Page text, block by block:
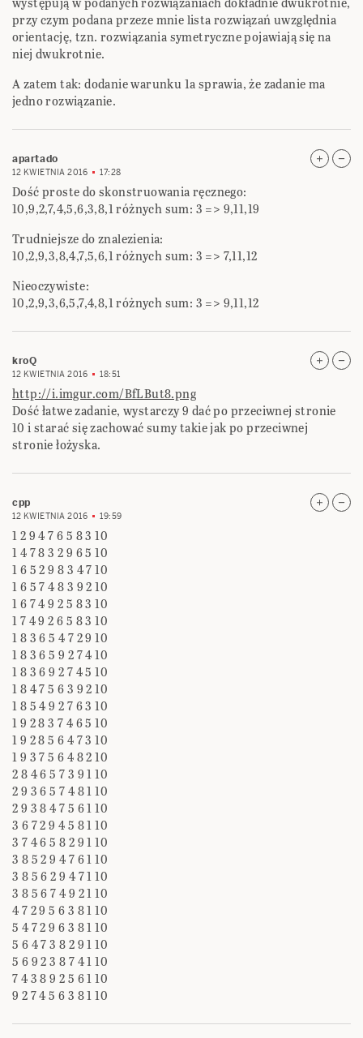
przy czym podana przeze mnie lista rozwiązań uwzględnia
orientację, tzn. rozwiązania symetryczne pojawiają się na
niej dwukrotnie.
A zatem tak: dodanie warunku 1a sprawia, że zadanie ma
jedno rozwiązanie.
apartado
12 KWIETNIA 2016 17:28
Dość proste do skonstruowania ręcznego:
10,9,2,7,4,5,6,3,8,1 różnych sum: 3 => 9,11,19
Trudniejsze do znalezienia:
10,2,9,3,8,4,7,5,6,1 różnych sum: 3 => 7,11,12
Nieoczywiste:
10,2,9,3,6,5,7,4,8,1 różnych sum: 3 => 9,11,12
kroQ
12 KWIETNIA 2016 18:51
http://i.imgur.com/BfLBut8.png
Dość łatwe zadanie, wystarczy 9 dać po przeciwnej stronie
10 i starać się zachować sumy takie jak po przeciwnej
stronie łożyska.
cpp
12 KWIETNIA 2016 19:59
1 2 9 4 7 6 5 8 3 10
1 4 7 8 3 2 9 6 5 10
1 6 5 2 9 8 3 4 7 10
1 6 5 7 4 8 3 9 2 10
1 6 7 4 9 2 5 8 3 10
1 7 4 9 2 6 5 8 3 10
1 8 3 6 5 4 7 2 9 10
1 8 3 6 5 9 2 7 4 10
1 8 3 6 9 2 7 4 5 10
1 8 4 7 5 6 3 9 2 10
1 8 5 4 9 2 7 6 3 10
1 9 2 8 3 7 4 6 5 10
1 9 2 8 5 6 4 7 3 10
1 9 3 7 5 6 4 8 2 10
2 8 4 6 5 7 3 9 1 10
2 9 3 6 5 7 4 8 1 10
2 9 3 8 4 7 5 6 1 10
3 6 7 2 9 4 5 8 1 10
3 7 4 6 5 8 2 9 1 10
3 8 5 2 9 4 7 6 1 10
3 8 5 6 2 9 4 7 1 10
3 8 5 6 7 4 9 2 1 10
4 7 2 9 5 6 3 8 1 10
5 4 7 2 9 6 3 8 1 10
5 6 4 7 3 8 2 9 1 10
5 6 9 2 3 8 7 4 1 10
7 4 3 8 9 2 5 6 1 10
9 2 7 4 5 6 3 8 1 10